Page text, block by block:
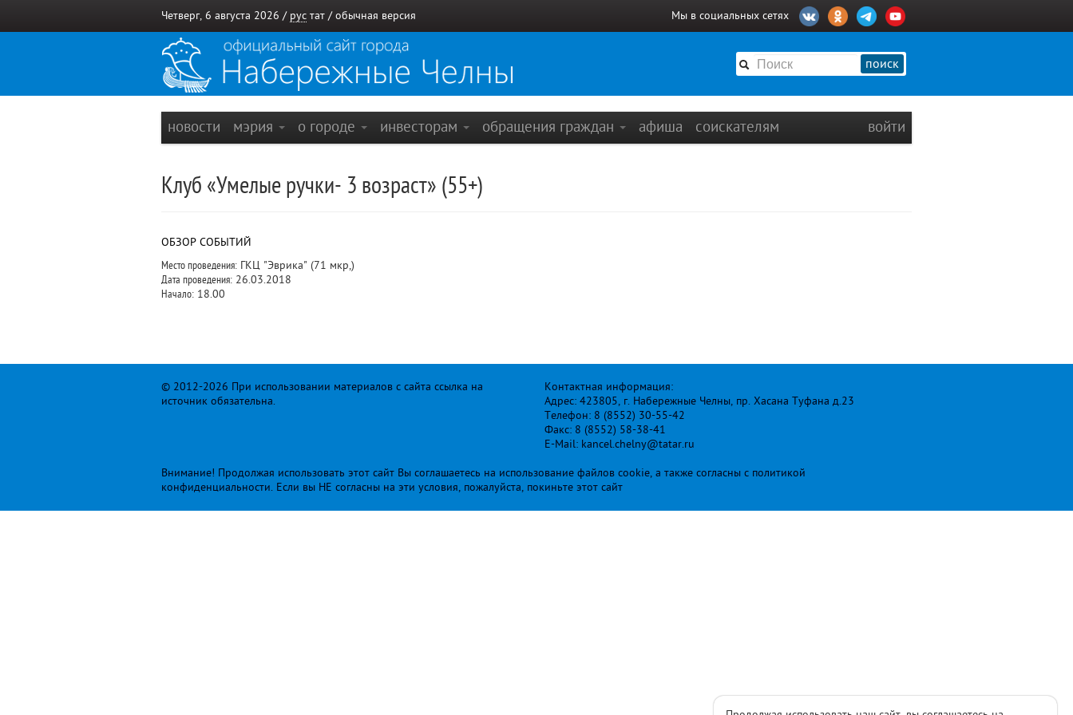
Четверг, 6 августа 2026 / рус тат / обычная версия Мы в социальных сетях
поиск
новости мэрия о городе инвесторам обращения граждан афиша соискателям войти
Клуб «Умелые ручки- 3 возраст» (55+)
ОБЗОР СОБЫТИЙ
Место проведения: ГКЦ "Эврика" (71 мкр,)
Дата проведения: 26.03.2018
Начало: 18.00
© 2012-2026 При использовании материалов с сайта ссылка на
источник обязательна.
Контактная информация:
Адрес: 423805, г. Набережные Челны, пр. Хасана Туфана д.23
Телефон: 8 (8552) 30-55-42
Факс: 8 (8552) 58-38-41
E-Mail: kancel.chelny@tatar.ru
Внимание! Продолжая использовать этот сайт Вы соглашаетесь на использование файлов cookie, а также согласны с политикой
конфиденциальности. Если вы НЕ согласны на эти условия, пожалуйста, покиньте этот сайт